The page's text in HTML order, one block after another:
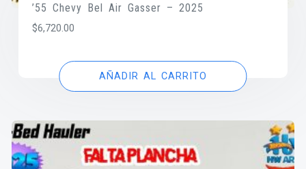
’55 Chevy Bel Air Gasser – 2025
$6,720.00
AÑADIR AL CARRITO